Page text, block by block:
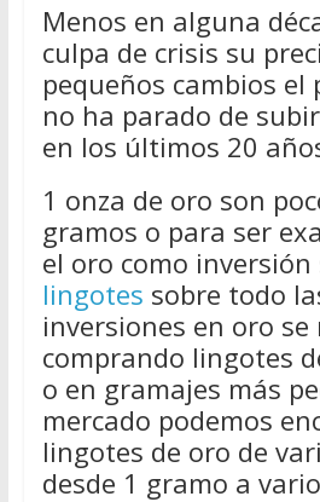
Menos en alguna
culpa de crisis su
pequeños cambios el
no ha parado de
en los últimos 20
1 onza de oro son
gramos o para ser
el oro como inversión
lingotes sobre todo
inversiones en oro se
comprando lingotes
o en gramajes más
mercado podemos
lingotes de oro de
desde 1 gramo a